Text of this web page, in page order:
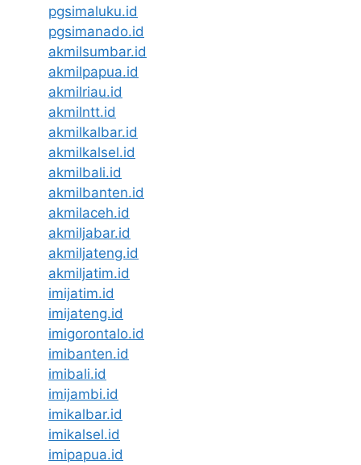
pgsimaluku.id
pgsimanado.id
akmilsumbar.id
akmilpapua.id
akmilriau.id
akmilntt.id
akmilkalbar.id
akmilkalsel.id
akmilbali.id
akmilbanten.id
akmilaceh.id
akmiljabar.id
akmiljateng.id
akmiljatim.id
imijatim.id
imijateng.id
imigorontalo.id
imibanten.id
imibali.id
imijambi.id
imikalbar.id
imikalsel.id
imipapua.id